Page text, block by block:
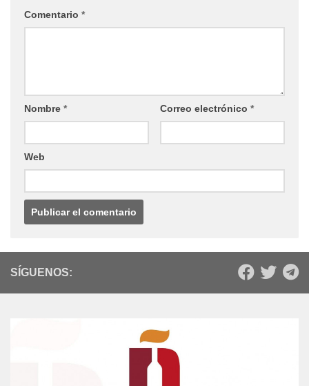
Comentario *
Nombre * Correo electrónico *
Web
SÍGUENOS: